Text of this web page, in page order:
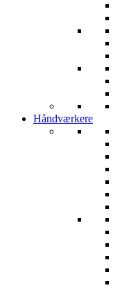
Håndværkere